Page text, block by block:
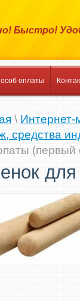
Быстро!
оплаты
\ Интернет-
средства
(первый